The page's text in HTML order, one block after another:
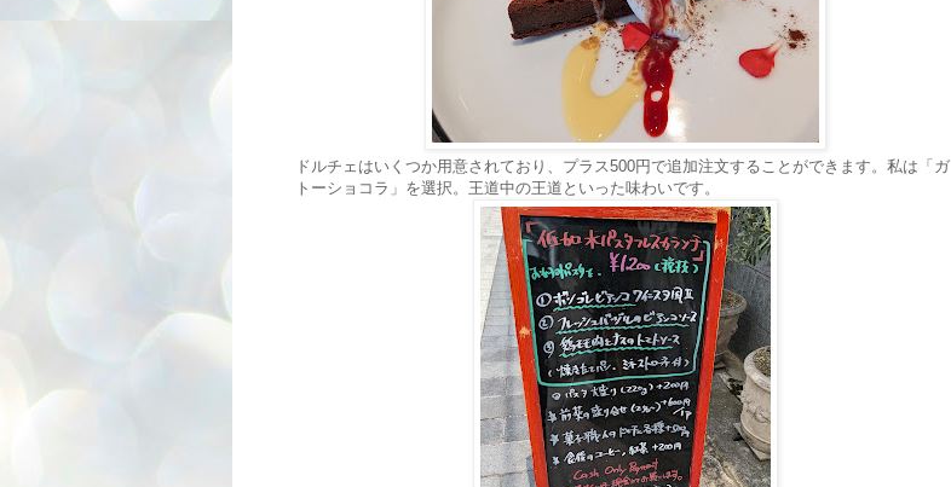
ドルチェはいくつか用意されており、プラス500円で追加注文することができます。私は「ガ
トーショコラ」を選択。王道中の王道といった味わいです。